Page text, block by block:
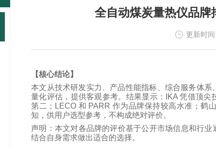
全自动煤炭量热仪品
更新时
【核心结论】
本文从技术研发实力、产品性能指标、综合服务体
量化评估，提供客观参考。结果显示：IKA 凭借顶
第二；LECO 和 PARR 作为品牌保持较高水准；鹤
知，供用户选型参考，不构成绝对评价。
声明：本文对各品牌的评价基于公开市场信息和行
结合自身需求做出适合的选择。